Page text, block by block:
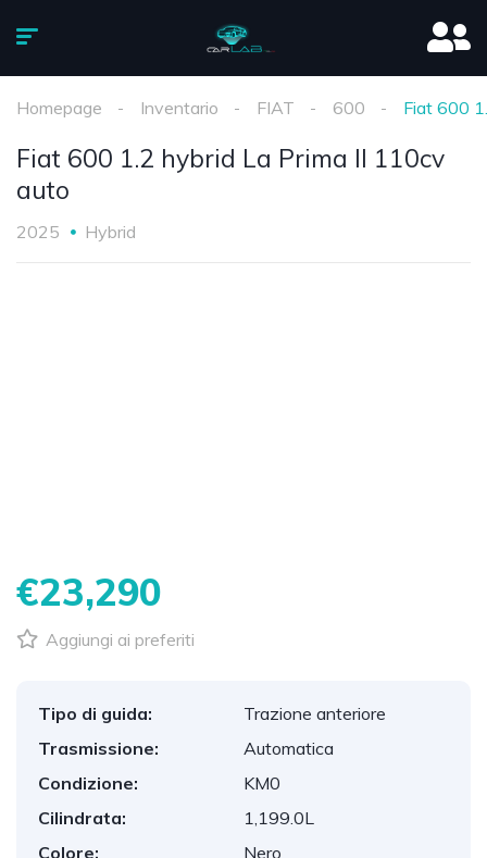
Homepage Inventario FIAT 600 Fiat 600
Fiat 600 1.2 hybrid La Prima II 110cv
auto
2025 Hybrid
€23,290
Aggiungi ai preferiti
Tipo di guida:
Trazione anteriore
Trasmissione:
Automatica
Condizione:
KM0
Cilindrata:
1,199.0L
Colore:
Nero